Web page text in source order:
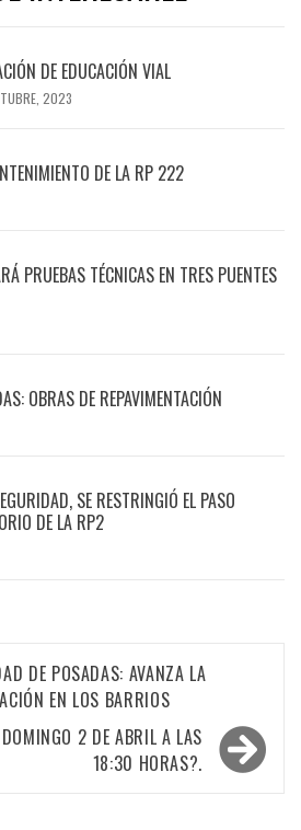
DE EDUCACIÓN VIAL
2023
DE LA RP 222
PRUEBAS TÉCNICAS EN TRES PUENTES
OBRAS DE REPAVIMENTACIÓN
SE RESTRINGIÓ EL PASO
DE LA RP2
DE POSADAS: AVANZA LA
EN LOS BARRIOS
2 DE ABRIL A LAS
18:30 HORAS?.